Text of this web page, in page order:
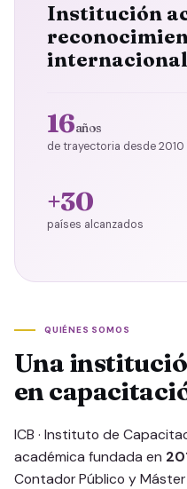
Institución
internacional
16años
de trayectoria desde 2010
+30
países alcanzados
QUIÉNES SOMOS
Una
en
ICB · Instituto de
académica fundada en
Contador Público y